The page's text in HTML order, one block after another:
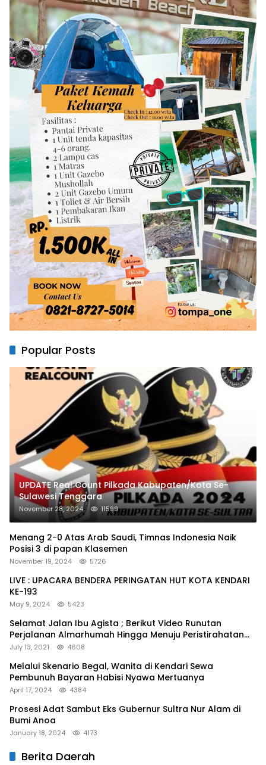
Popular Posts
UPDATE Real Count Pilkada Kabupaten/Kota Se-
Sulawesi Tenggara
November 28, 2024 11599
Menang 2-0 Atas Arab Saudi, Timnas Indonesia Naik
Posisi 3 di papan Klasemen
November 19, 2024 5726
LIVE : UPACARA BENDERA PERINGATAN HUT KOTA KENDARI
KE-193
May 9, 2024 5423
Selamat Jalan Ibu Agista ; Berikut Video Runutan
Perjalanan Almarhumah Hingga Menuju Peristirahatan
Terakhir
July 13, 2021 4608
Melalui Skenario Begal, Wanita di Kendari Sewa
Pembunuh Bayaran Habisi Nyawa Mertuanya
April 17, 2024 4384
Prosesi Adat Sambut Eks Gubernur Sultra Nur Alam di
Bumi Anoa
January 18, 2024 4173
Berita Daerah